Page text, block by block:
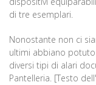
di tre esemplari.
Nonostante non ci
ultimi abbiano
diversi tipi di alari
Pantelleria. [Testo